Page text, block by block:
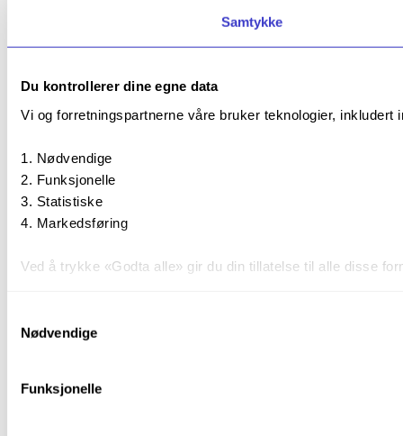
Samtykke
Du kontrollerer dine egne data
Vi og forretningspartnerne våre bruker teknologier,
Nødvendige
Funksjonelle
Statistiske
Markedsføring
Ved å trykke «Godta alle» gir du din tillatelse til alle disse
Nødvendige
Funksjonelle